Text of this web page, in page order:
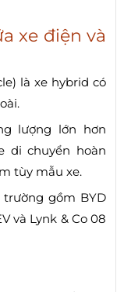
xe điện và
là xe hybrid có
lượng lớn hơn
di chuyển hoàn
tùy mẫu xe.
gồm BYD
và Lynk & Co 08